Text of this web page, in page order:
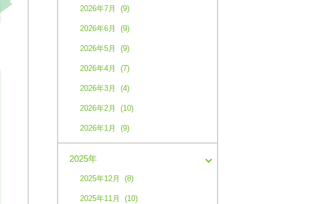
2026年7月 (9)
2026年6月 (9)
2026年5月 (9)
2026年4月 (7)
2026年3月 (4)
2026年2月 (10)
2026年1月 (9)
2025年
2025年12月 (8)
2025年11月 (10)